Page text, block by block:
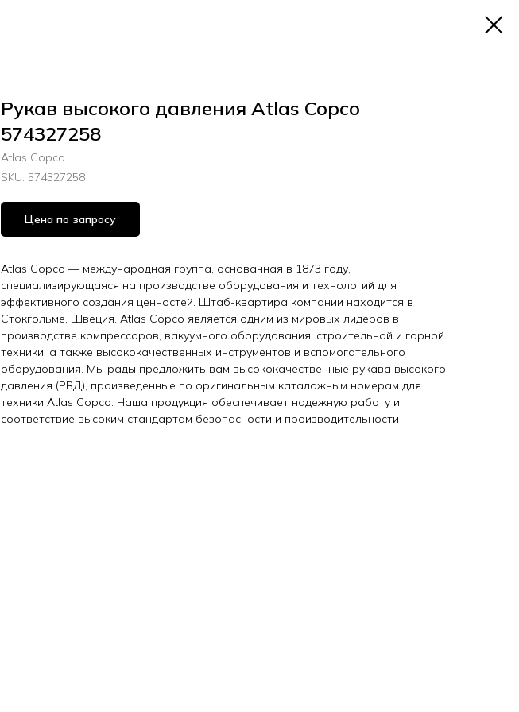
Рукав высокого давления Atlas Copco
574327258
Atlas Copco
SKU: 574327258
Цена по запросу
Atlas Copco — международная группа, основанная в 1873 году,
специализирующаяся на производстве оборудования и технологий для
эффективного создания ценностей. Штаб-квартира компании находится в
Стокгольме, Швеция. Atlas Copco является одним из мировых лидеров в
производстве компрессоров, вакуумного оборудования, строительной и горной
техники, а также высококачественных инструментов и вспомогательного
оборудования. Мы рады предложить вам высококачественные рукава высокого
давления (РВД), произведенные по оригинальным каталожным номерам для
техники Atlas Copco. Наша продукция обеспечивает надежную работу и
соответствие высоким стандартам безопасности и производительности